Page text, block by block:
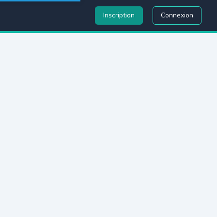
Inscription Connexion